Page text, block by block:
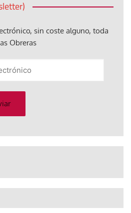
sin coste alguno, toda
Obreras